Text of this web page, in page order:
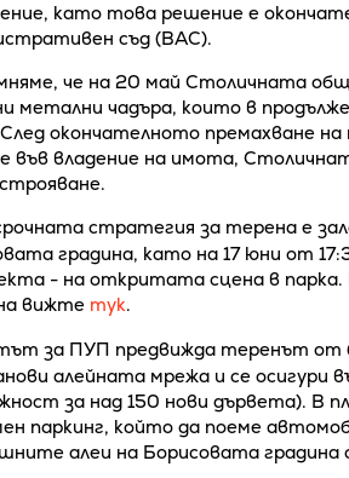
като това решение е
съд (ВАС).
че на 20 май Столичната
метални чадъра, които в
След окончателното премахване
във владение на имота,
стратегия за терена е
градина, като на 17 юни от
- на откритата сцена в
вижте тук.
за ПУП предвижда теренът от
алейната мрежа и се осигури
за над 150 нови дървета). В
паркинг, който да поеме
алеи на Борисовата градина